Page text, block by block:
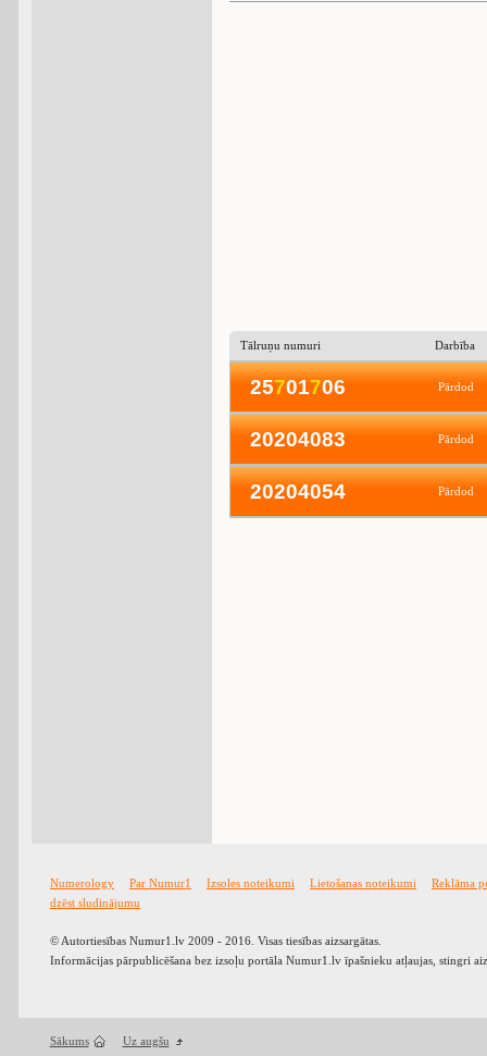
Tālruņu numuri Darbība
25701706 Pārdod
20204083 Pārdod
20204054 Pārdod
Numerology Par Numur1 Izsoles noteikumi Lietošanas noteikumi
Reklāma
dzēst sludinājumu
© Autortiesības Numur1.lv 2009 - 2016. Visas tiesības aizsargātas.
Informācijas pārpublicēšana bez izsoļu portāla Numur1.lv īpašnieku atļaujas, stingri
Sākums Uz augšu